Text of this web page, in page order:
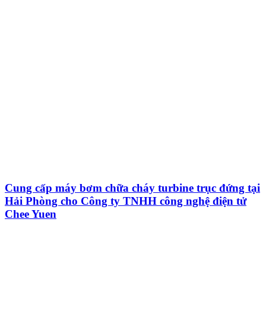
Cung cấp máy bơm chữa cháy turbine trục đứng tại
Hải Phòng cho Công ty TNHH công nghệ điện tử
Chee Yuen